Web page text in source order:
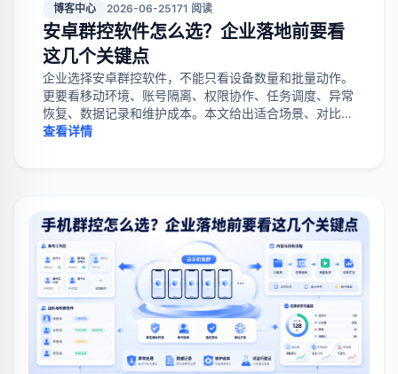
博客中心 2026-06-25171 阅读
安卓群控软件怎么选？企业落地前要看
这几个关键点
企业选择安卓群控软件，不能只看设备数量和批量动作。
更要看移动环境、账号隔离、权限协作、任务调度、异常
恢复、数据记录和维护成本。本文给出适合场景、对比标
准、试运行清单和常见避坑点。
查看详情